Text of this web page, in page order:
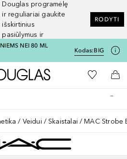
Douglas programėlę
ir reguliariai gaukite
išskirtinius
pasiūlymus ir
nuolaidas
RODYTI
NEI 80 ML
Kodas:BIG
Į Douglas pagrindinį
Į mano
Į
Veidui Skaistalai MAC Strobe